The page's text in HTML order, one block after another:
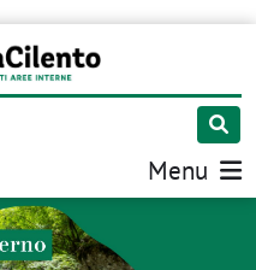
Menu